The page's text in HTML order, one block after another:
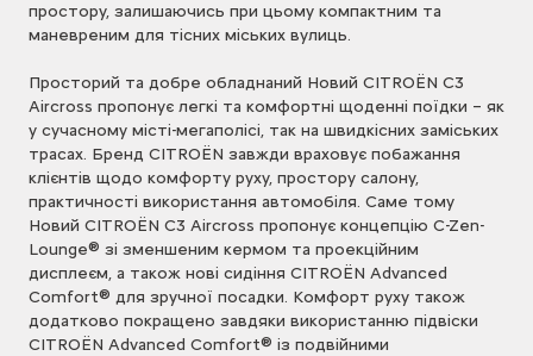
простору, залишаючись при цьому компактним та
маневреним для тісних міських вулиць.
Просторий та добре обладнаний Новий CITROЁN C3
Aircross пропонує легкі та комфортні щоденні поїдки – як
у сучасному місті-мегаполісі, так на швидкісних заміських
трасах. Бренд CITROЁN завжди враховує побажання
клієнтів щодо комфорту руху, простору салону,
практичності використання автомобіля. Саме тому
Новий CITROЁN C3 Aircross пропонує концепцію C-Zen-
Lounge® зі зменшеним кермом та проекційним
дисплеєм, а також нові сидіння CITROЁN Advanced
Comfort® для зручної посадки. Комфорт руху також
додатково покращено завдяки використанню підвіски
CITROЁN Advanced Comfort® із подвійними